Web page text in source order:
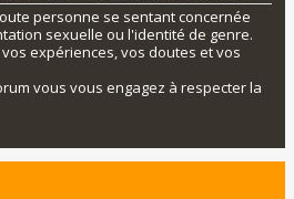
personne se sentant concernée
sexuelle ou l'identité de genre.
expériences, vos doutes et vos
vous vous engagez à respecter la